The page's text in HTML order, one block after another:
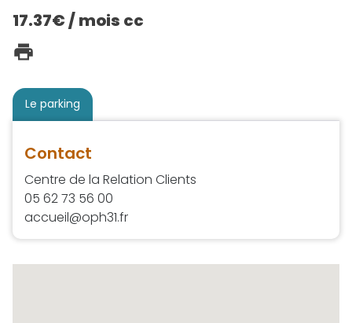
17.37€ / mois cc
Le parking
Contact
Centre de la Relation Clients
05 62 73 56 00
accueil@oph31.fr